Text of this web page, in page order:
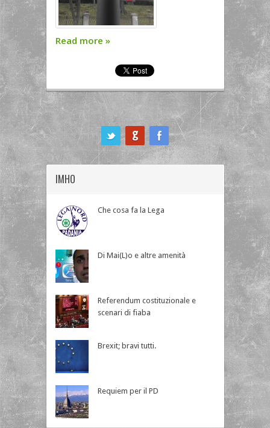
Read more »
IMHO
Che cosa fa la Lega
Di Mai(L)o e altre amenità
Referendum costituzionale e
scenari di fiaba
Brexit; bravi tutti.
Requiem per il PD